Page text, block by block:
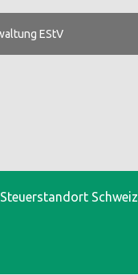
EStV
Steuerstandort Schweiz